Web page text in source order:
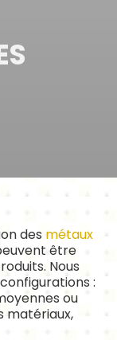
des métaux
être
Nous
:
ou
matériaux,